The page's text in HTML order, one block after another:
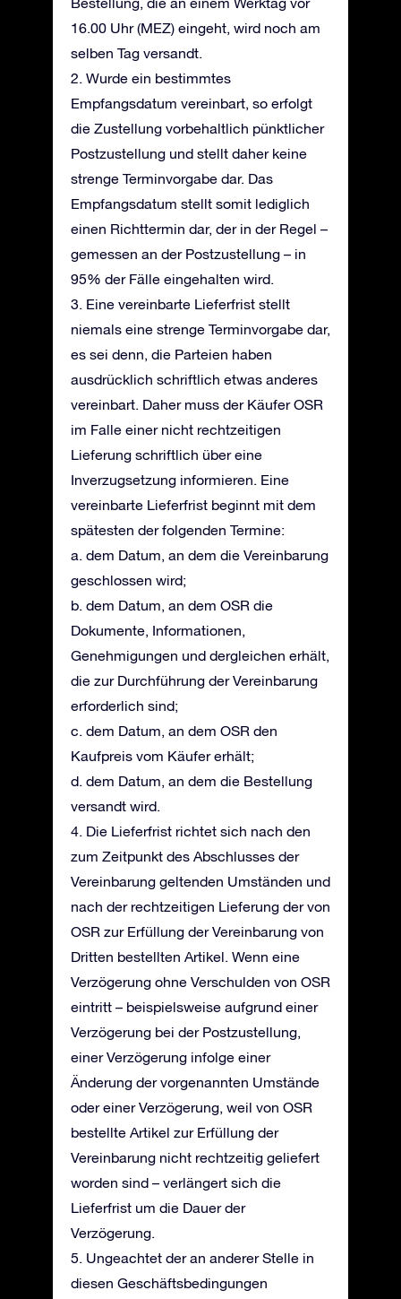
16.00 Uhr (MEZ) eingeht, wird noch am
selben Tag versandt.
2. Wurde ein bestimmtes
Empfangsdatum vereinbart, so erfolgt
die Zustellung vorbehaltlich pünktlicher
Postzustellung und stellt daher keine
strenge Terminvorgabe dar. Das
Empfangsdatum stellt somit lediglich
einen Richttermin dar, der in der Regel –
gemessen an der Postzustellung – in
95% der Fälle eingehalten wird.
3. Eine vereinbarte Lieferfrist stellt
niemals eine strenge Terminvorgabe dar,
es sei denn, die Parteien haben
ausdrücklich schriftlich etwas anderes
vereinbart. Daher muss der Käufer OSR
im Falle einer nicht rechtzeitigen
Lieferung schriftlich über eine
Inverzugsetzung informieren. Eine
vereinbarte Lieferfrist beginnt mit dem
spätesten der folgenden Termine:
a. dem Datum, an dem die Vereinbarung
geschlossen wird;
b. dem Datum, an dem OSR die
Dokumente, Informationen,
Genehmigungen und dergleichen erhält,
die zur Durchführung der Vereinbarung
erforderlich sind;
c. dem Datum, an dem OSR den
Kaufpreis vom Käufer erhält;
d. dem Datum, an dem die Bestellung
versandt wird.
4. Die Lieferfrist richtet sich nach den
zum Zeitpunkt des Abschlusses der
Vereinbarung geltenden Umständen und
nach der rechtzeitigen Lieferung der von
OSR zur Erfüllung der Vereinbarung von
Dritten bestellten Artikel. Wenn eine
Verzögerung ohne Verschulden von OSR
eintritt – beispielsweise aufgrund einer
Verzögerung bei der Postzustellung,
einer Verzögerung infolge einer
Änderung der vorgenannten Umstände
oder einer Verzögerung, weil von OSR
bestellte Artikel zur Erfüllung der
Vereinbarung nicht rechtzeitig geliefert
worden sind – verlängert sich die
Lieferfrist um die Dauer der
Verzögerung.
5. Ungeachtet der an anderer Stelle in
diesen Geschäftsbedingungen